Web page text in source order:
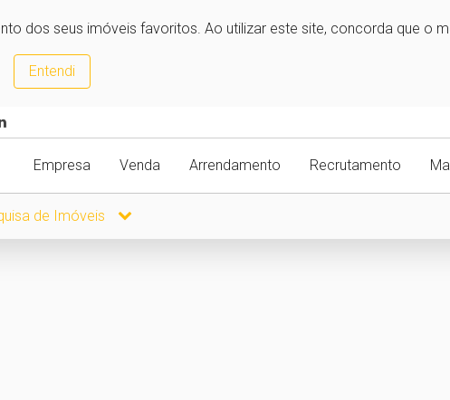
dos seus imóveis favoritos. Ao utilizar este site, concorda que o
Entendi
Empresa Venda Arrendamento Recrutamento
de Imóveis